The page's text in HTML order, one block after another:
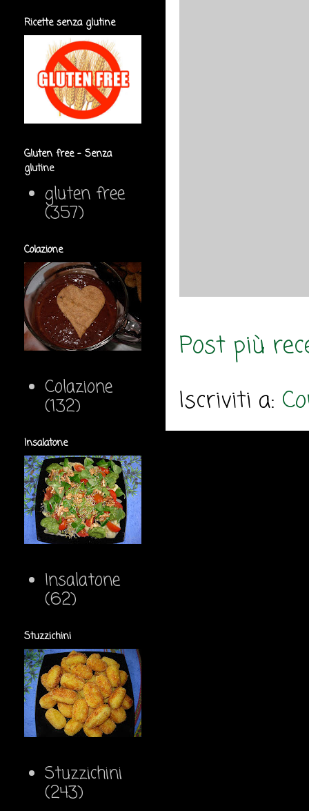
Post più
Iscriviti a:
Ricette senza glutine
Gluten free - Senza
glutine
gluten free
(357)
Colazione
Colazione
(132)
Insalatone
Insalatone
(62)
Stuzzichini
Stuzzichini
(243)